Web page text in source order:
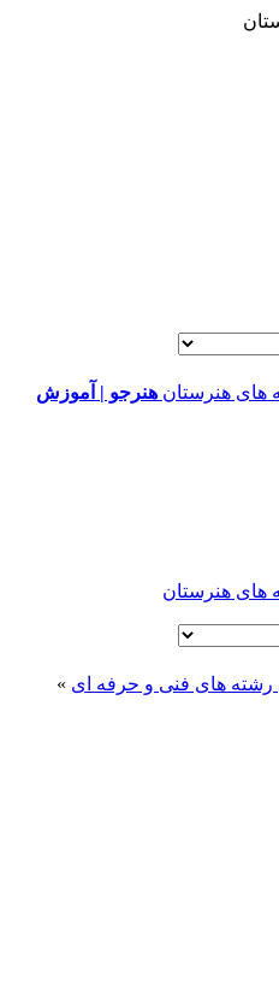
هنرجو | آموزش
های فنی و حرفه ای »